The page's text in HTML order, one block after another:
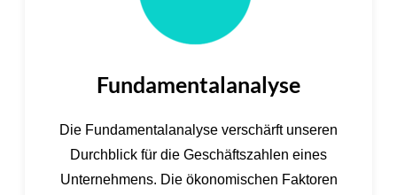
Fundamentalanalyse
Die Fundamentalanalyse verschärft unseren
Durchblick für die Geschäftszahlen eines
Unternehmens. Die ökonomischen Faktoren